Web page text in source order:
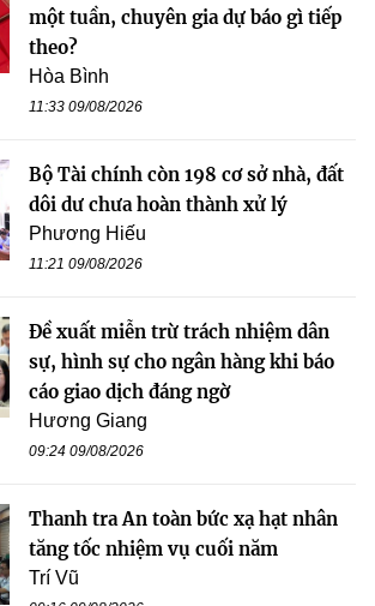
một tuần, chuyên gia dự báo gì tiếp
theo?
Hòa Bình
11:33 09/08/2026
Bộ Tài chính còn 198 cơ sở nhà, đất
dôi dư chưa hoàn thành xử lý
Phương Hiếu
11:21 09/08/2026
Đề xuất miễn trừ trách nhiệm dân
sự, hình sự cho ngân hàng khi báo
cáo giao dịch đáng ngờ
Hương Giang
09:24 09/08/2026
Thanh tra An toàn bức xạ hạt nhân
tăng tốc nhiệm vụ cuối năm
Trí Vũ